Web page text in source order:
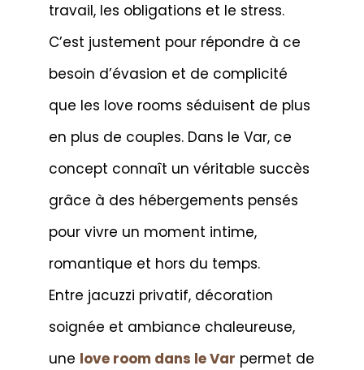
travail, les obligations et le stress.
C’est justement pour répondre à ce
besoin d’évasion et de complicité
que les love rooms séduisent de plus
en plus de couples. Dans le Var, ce
concept connaît un véritable succès
grâce à des hébergements pensés
pour vivre un moment intime,
romantique et hors du temps.
Entre jacuzzi privatif, décoration
soignée et ambiance chaleureuse,
une love room dans le Var permet de